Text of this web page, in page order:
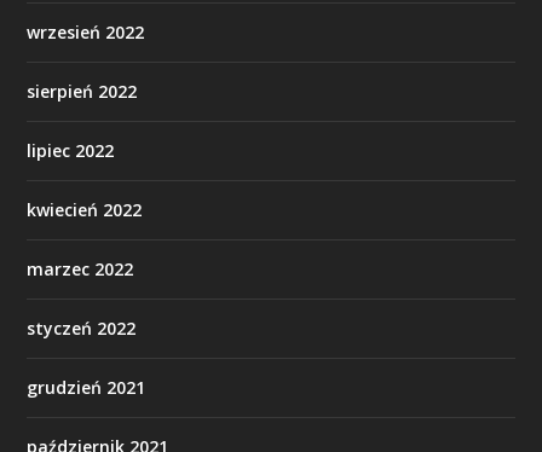
wrzesień 2022
sierpień 2022
lipiec 2022
kwiecień 2022
marzec 2022
styczeń 2022
grudzień 2021
październik 2021